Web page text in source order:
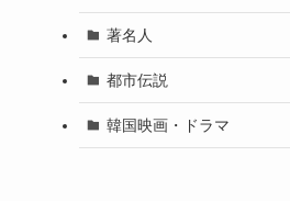
著名人
都市伝説
韓国映画・ドラマ